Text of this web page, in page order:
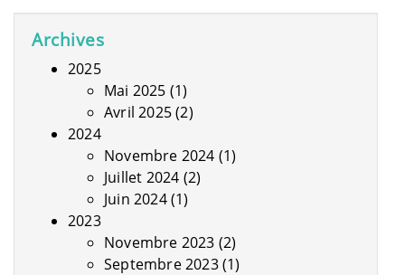
Archives
2025
Mai 2025 (1)
Avril 2025(2)
2024
Novembre 2024 (1)
Juillet 2024 (2)
Juin 2024(1)
2023
Novembre 2023 (2)
Septembre 2023(1)